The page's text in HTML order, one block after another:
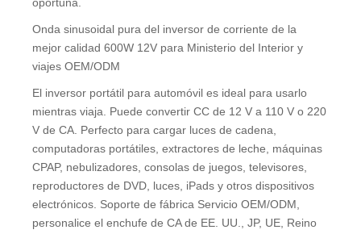
oportuna.
Onda sinusoidal pura del inversor de corriente de la
mejor calidad 600W 12V para Ministerio del Interior y
viajes OEM/ODM
El inversor portátil para automóvil es ideal para usarlo
mientras viaja. Puede convertir CC de 12 V a 110 V o 220
V de CA. Perfecto para cargar luces de cadena,
computadoras portátiles, extractores de leche, máquinas
CPAP, nebulizadores, consolas de juegos, televisores,
reproductores de DVD, luces, iPads y otros dispositivos
electrónicos. Soporte de fábrica Servicio OEM/ODM,
personalice el enchufe de CA de EE. UU., JP, UE, Reino